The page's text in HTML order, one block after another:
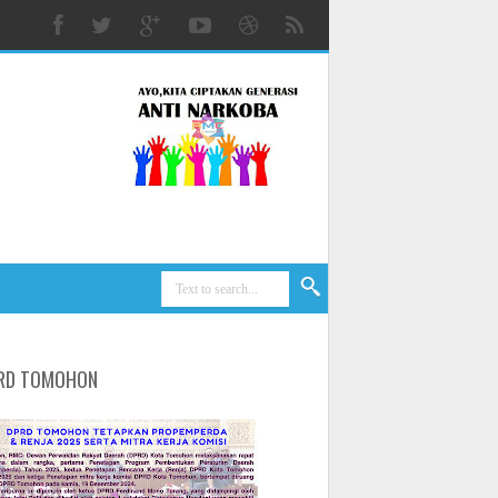
TOMOHON